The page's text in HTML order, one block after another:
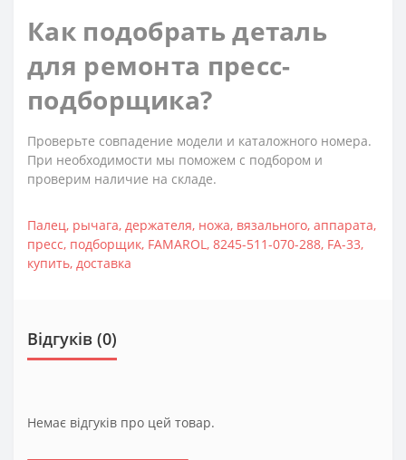
Как подобрать деталь
для ремонта пресс-
подборщика?
Проверьте совпадение модели и каталожного номера.
При необходимости мы поможем с подбором и
проверим наличие на складе.
Палец, рычага, держателя, ножа, вязального, аппарата,
пресс, подборщик, FAMAROL, 8245-511-070-288, FA-33,
купить, доставка
Відгуків (0)
Немає відгуків про цей товар.